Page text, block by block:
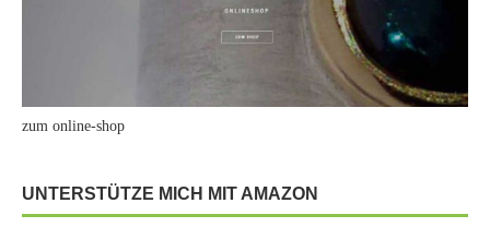
zum online-shop
UNTERSTÜTZE MICH MIT AMAZON